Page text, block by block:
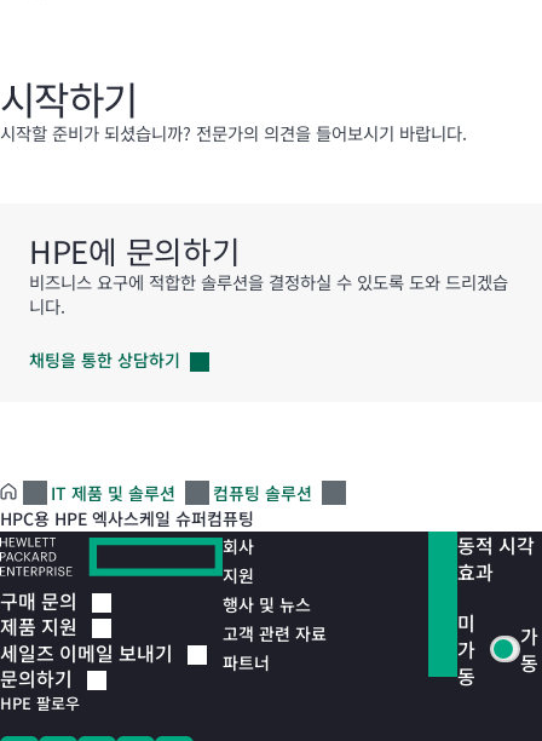
시작하기
시작할 준비가 되셨습니까? 전문가의 의견을 들어보시기 바랍니다.
HPE에 문의하기
비즈니스 요구에 적합한 솔루션을 결정하실 수 있도록 도와 드리겠습
니다.
채팅을 통한 상담하기
IT 제품 및 솔루션
컴퓨팅 솔루션
HPC용 HPE 엑사스케일 슈퍼컴퓨팅
구매 문의
제품 지원
세일즈 이메일 보내기
문의하기
HPE 팔로우
회사
지원
행사 및 뉴스
고객 관련 자료
파트너
동적 시각
효과
미
가
동
가
동